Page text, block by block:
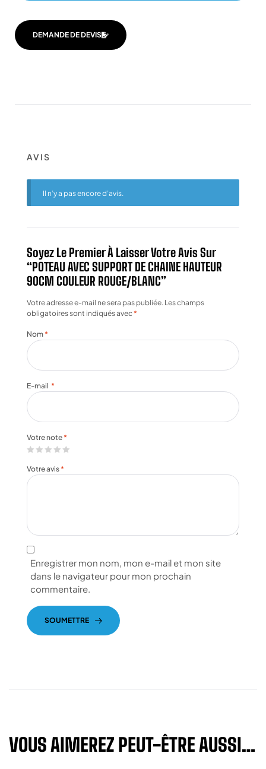
DEMANDE DE DEVIS
AVIS
Il n’y a pas encore d’avis.
Soyez Le Premier À Laisser Votre Avis Sur
“POTEAU AVEC SUPPORT DE CHAINE HAUTEUR
90CM COULEUR ROUGE/BLANC”
Votre adresse e-mail ne sera pas publiée. Les champs
obligatoires sont indiqués avec*
Votre note *
Votre avis *
Nom *
E-mail *
Enregistrer mon nom, mon e-mail et mon site
dans le navigateur pour mon prochain
commentaire.
SOUMETTRE
VOUS AIMEREZ PEUT-ÊTRE AUSSI…